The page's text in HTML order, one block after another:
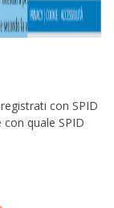
con SPID
quale SPID